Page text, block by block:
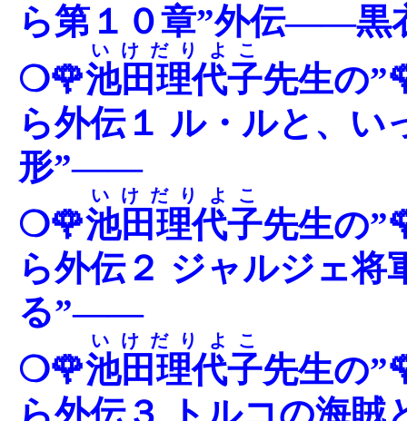
ら第１０章”外伝――
❍🌹池田理代子
いけだりよこ
先生の
ら外伝１ ル・ルと、い
形”――
❍🌹池田理代子
いけだりよこ
先生の
ら外伝２ ジャルジェ将
る”――
❍🌹池田理代子
いけだりよこ
先生の
ら外伝３ トルコの海